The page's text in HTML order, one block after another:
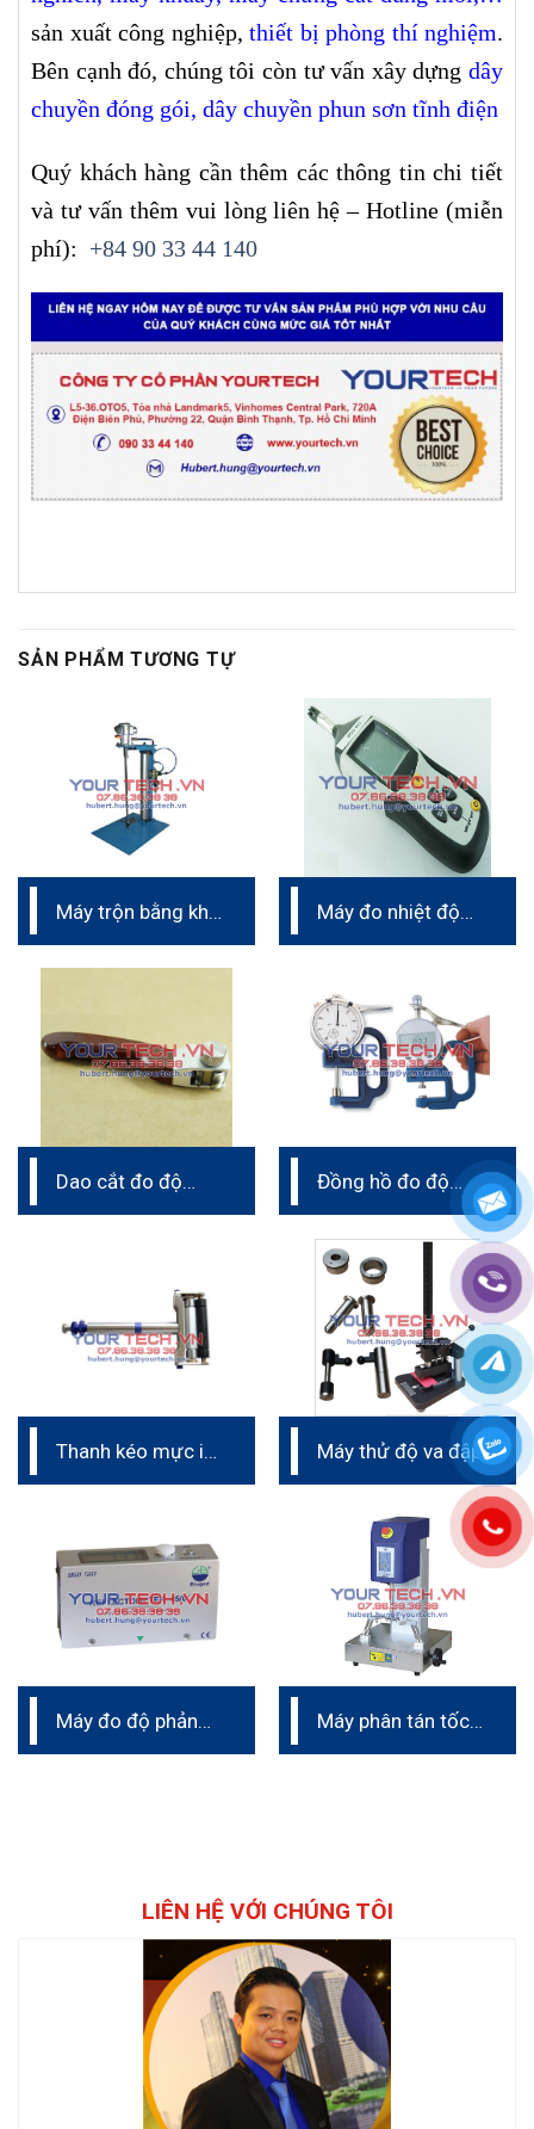
sản xuất công nghiệp, thiết bị phòng thí nghiệm.
Bên cạnh đó, chúng tôi còn tư vấn xây dựng dây
chuyền đóng gói, dây chuyền phun sơn tĩnh điện
Quý khách hàng cần thêm các thông tin chi tiết
và tư vấn thêm vui lòng liên hệ – Hotline (miễn
phí): +84 90 33 44 140
SẢN PHẨM TƯƠNG TỰ
Máy trộn bằng khí
nghiệm
Máy đo nhiệt độ
Dao cắt đo độ
Đồng hồ đo độ
Thanh kéo mực in
Máy thử độ va đập
Máy đo độ phản
Máy phân tán tốc
LIÊN HỆ VỚI CHÚNG TÔI